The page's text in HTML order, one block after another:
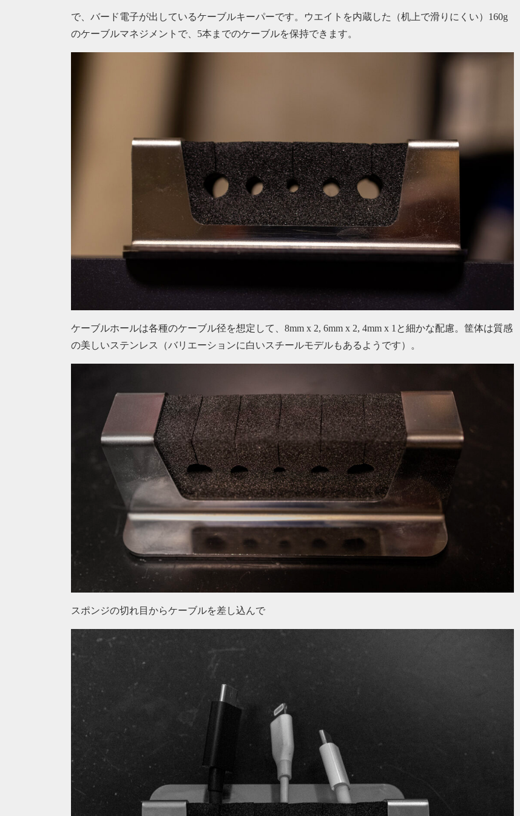
で、バード電子が出しているケーブルキーパーです。ウエイトを内蔵した（机上で滑りにくい）160g
のケーブルマネジメントで、5本までのケーブルを保持できます。
ケーブルホールは各種のケーブル径を想定して、8mm x 2, 6mm x 2, 4mm x 1と細かな配慮。筐体は質感
の美しいステンレス（バリエーションに白いスチールモデルもあるようです）。
スポンジの切れ目からケーブルを差し込んで